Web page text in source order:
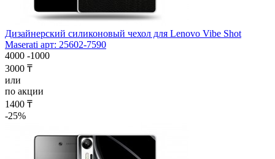
Дизайнерский силиконовый чехол для Lenovo Vibe Shot
Maserati арт: 25602-7590
4000 -1000
3000 ₸
или
по акции
1400 ₸
-25%